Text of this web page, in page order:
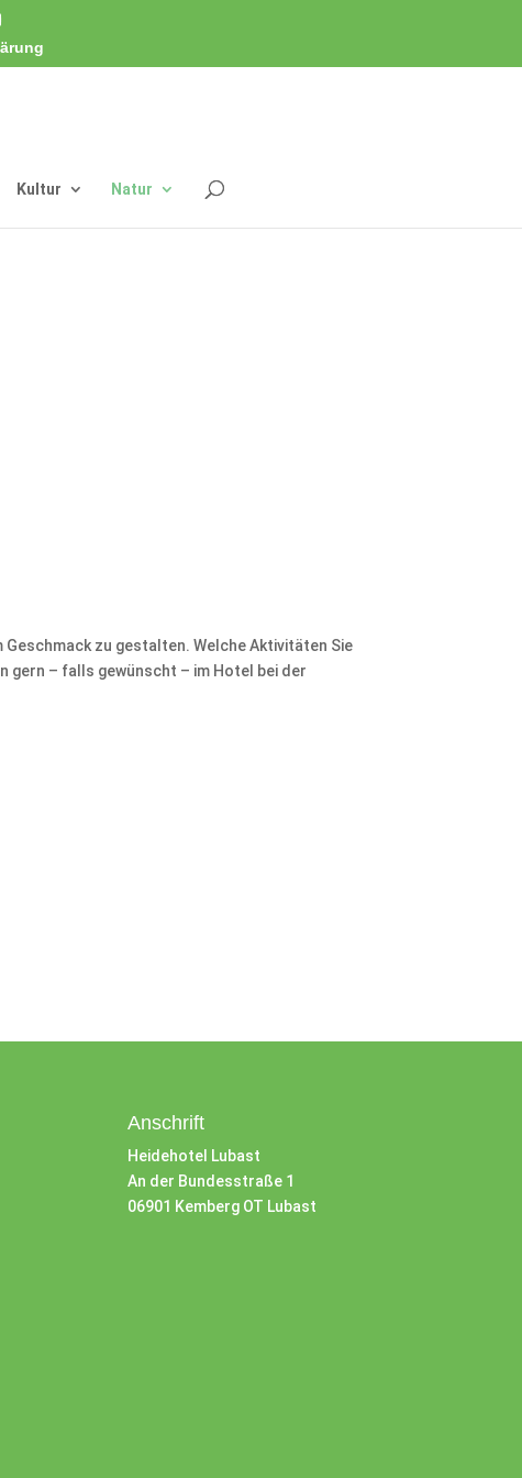
Kultur Natur
zu gestalten. Welche Aktivitäten Sie
gern – falls gewünscht – im Hotel bei der
Anschrift
Heidehotel Lubast
An der Bundesstraße 1
06901 Kemberg OT Lubast